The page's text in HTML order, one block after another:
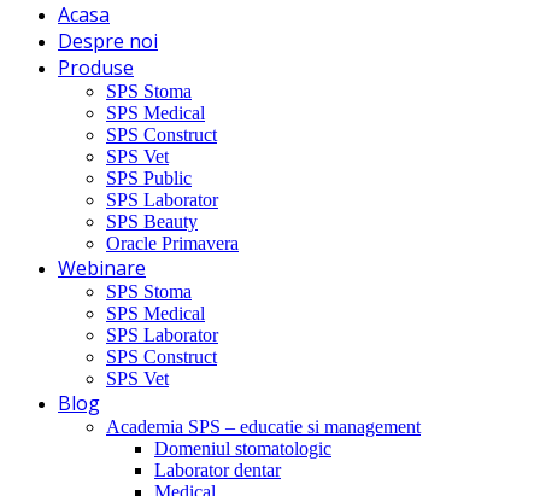
Acasa
Despre noi
Produse
SPS Stoma
SPS Medical
SPS Construct
SPS Vet
SPS Public
SPS Laborator
SPS Beauty
Oracle Primavera
Webinare
SPS Stoma
SPS Medical
SPS Laborator
SPS Construct
SPS Vet
Blog
Academia SPS – educatie si management
Domeniul stomatologic
Laborator dentar